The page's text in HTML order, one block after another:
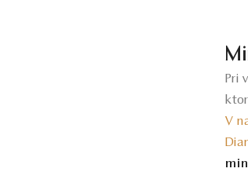
Pri
V